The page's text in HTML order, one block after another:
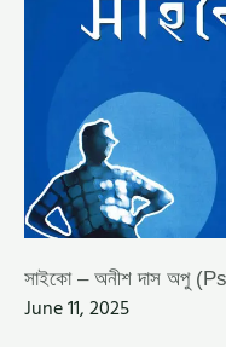
সাইকো – অনীশ দাস অপু
June 11, 2025